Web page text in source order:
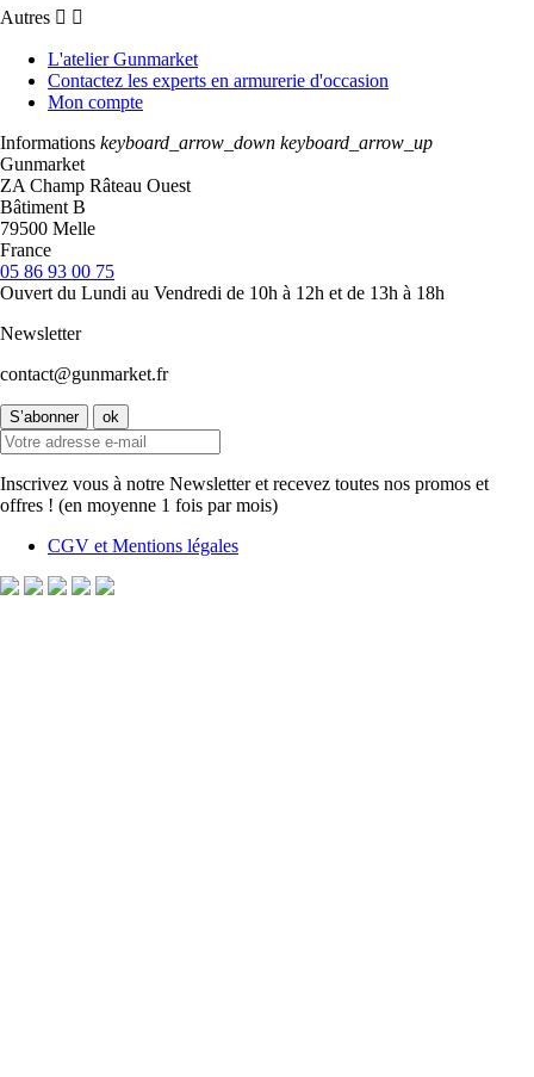
Autres  
L'atelier Gunmarket
Contactez les experts en armurerie d'occasion
Mon compte
Informations keyboard_arrow_down keyboard_arrow_up
Gunmarket
ZA Champ Râteau Ouest
Bâtiment B
79500 Melle
France
05 86 93 00 75
Ouvert du Lundi au Vendredi de 10h à 12h et de 13h à 18h
Newsletter
contact@gunmarket.fr
Inscrivez vous à notre Newsletter et recevez toutes nos promos et
offres ! (en moyenne 1 fois par mois)
CGV et Mentions légales